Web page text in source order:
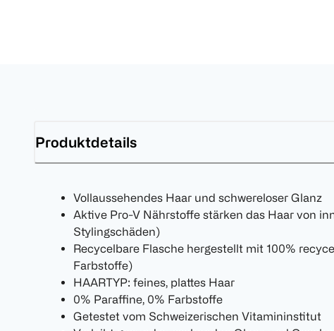
Produktdetails
Vollaussehendes Haar und schwereloser Glanz
Aktive Pro-V Nährstoffe stärken das Haar von
Stylingschäden)
Recycelbare Flasche hergestellt mit 100%
Farbstoffe)
HAARTYP: feines, plattes Haar
0% Paraffine, 0% Farbstoffe
Getestet vom Schweizerischen Vitamininstitut